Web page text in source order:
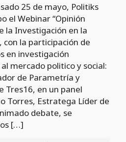
25 de mayo, Politiks
el Webinar “Opinión
la Investigación en la
con la participación de
en investigación
mercado politico y social:
de Parametría y
Tres16, en un panel
Torres, Estratega Líder de
debate, se
[…]